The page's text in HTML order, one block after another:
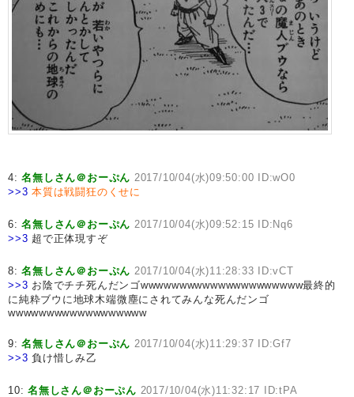
4:名無しさん＠おーぷん 2017/10/04(水)09:50:00 ID:wO0
>>3 本質は戦闘狂のくせに
6:名無しさん＠おーぷん 2017/10/04(水)09:52:15 ID:Nq6
>>3 超で正体現すぞ
8:名無しさん＠おーぷん 2017/10/04(水)11:28:33 ID:vCT
>>3 お陰でチチ死んだンゴwwwwwwwwwwwwwwwwwwwww最終的
に純粋ブウに地球木端微塵にされてみんな死んだンゴ
wwwwwwwwwwwwwwwwww
9:名無しさん＠おーぷん 2017/10/04(水)11:29:37 ID:Gf7
>>3 負け惜しみ乙
10:名無しさん＠おーぷん 2017/10/04(水)11:32:17 ID:tPA